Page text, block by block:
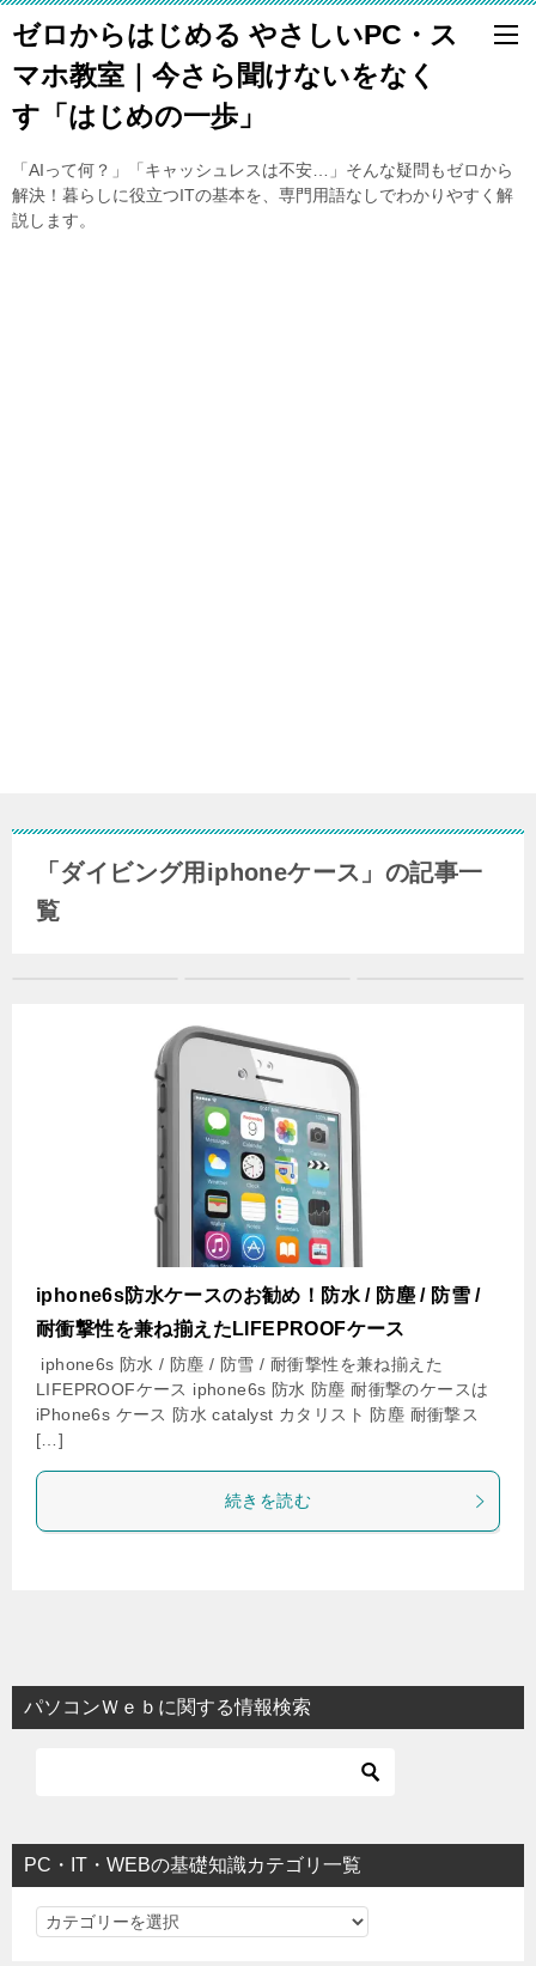
ゼロからはじめる やさしいPC・ス
マホ教室｜今さら聞けないをなく
す「はじめの一歩」
「AIって何？」「キャッシュレスは不安…」そんな疑問もゼロから
解決！暮らしに役立つITの基本を、専門用語なしでわかりやすく解
説します。
「ダイビング用iphoneケース」の記事一
覧
iphone6s防水ケースのお勧め！防水 / 防塵 / 防雪 /
耐衝撃性を兼ね揃えたLIFEPROOFケース
iphone6s 防水 / 防塵 / 防雪 / 耐衝撃性を兼ね揃えた
LIFEPROOFケース iphone6s 防水 防塵 耐衝撃のケースは
iPhone6s ケース 防水 catalyst カタリスト 防塵 耐衝撃ス
[…]
続きを読む
パソコンＷｅｂに関する情報検索
PC・IT・WEBの基礎知識カテゴリ一覧
PC・IT・WEBの基礎知識カテゴリ一覧